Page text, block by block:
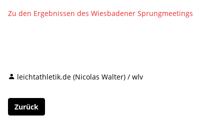
Zu den Ergebnissen des Wiesbadener Sprungmeetings
leichtathletik.de (Nicolas Walter) / wlv
Zurück